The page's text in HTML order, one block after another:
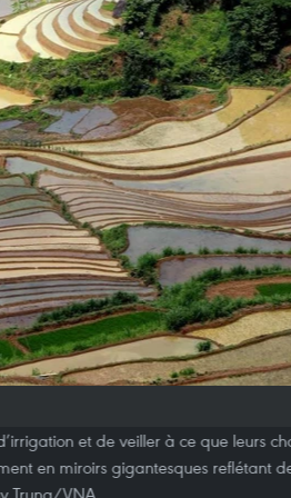
et de veiller à ce que leurs
en miroirs gigantesques reflétant
Trung/VNA